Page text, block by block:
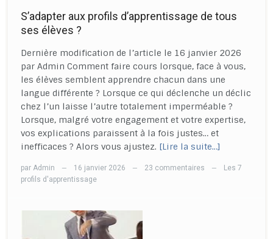
S’adapter aux profils d’apprentissage de tous
ses élèves ?
Dernière modification de l’article le 16 janvier 2026
par Admin Comment faire cours lorsque, face à vous,
les élèves semblent apprendre chacun dans une
langue différente ? Lorsque ce qui déclenche un déclic
chez l’un laisse l’autre totalement imperméable ?
Lorsque, malgré votre engagement et votre expertise,
vos explications paraissent à la fois justes… et
inefficaces ? Alors vous ajustez. [Lire la suite…]
par Admin — 16 janvier 2026 — 23 commentaires —
Les 7
profils d'apprentissage